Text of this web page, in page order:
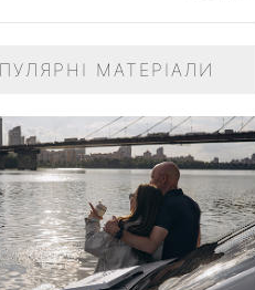
МАТЕРІАЛИ